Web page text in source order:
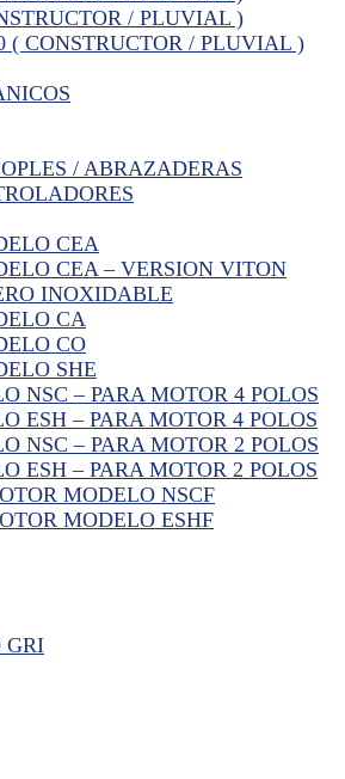
/ PLUVIAL )
( CONSTRUCTOR / PLUVIAL )
/ ABRAZADERAS
CEA
CEA – VERSION VITON
INOXIDABLE
CA
CO
SHE
NSC – PARA MOTOR 4 POLOS
ESH – PARA MOTOR 4 POLOS
NSC – PARA MOTOR 2 POLOS
ESH – PARA MOTOR 2 POLOS
MODELO NSCF
MODELO ESHF
GRI